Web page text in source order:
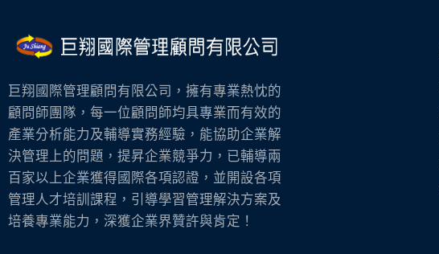
巨翔國際管理顧問有限公司，擁有專業熱忱的
顧問師團隊，每一位顧問師均具專業而有效的
產業分析能力及輔導實務經驗，能協助企業解
決管理上的問題，提昇企業競爭力，已輔導兩
百家以上企業獲得國際各項認證，並開設各項
管理人才培訓課程，引導學習管理解決方案及
培養專業能力，深獲企業界贊許與肯定！